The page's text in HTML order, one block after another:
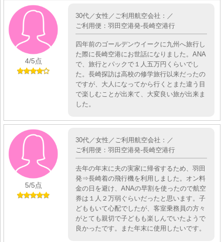
4/5点
30代／女性／ご利用航空会社：／
ご利用便：羽田空港発-長崎空港行
四年前のゴールデンウイークに九州へ旅行し
た際に長崎空港にお世話になりました。ANA
で、旅行とパックで１人五万円くらいでし
た。長崎探訪は高校の修学旅行以来だったの
ですが、大人になってから行くとまた違う目
で楽しむことが出来て、大変良い旅が出来ま
した。
5/5点
30代／女性／ご利用航空会社：／
ご利用便：羽田空港発-長崎空港行
去年の年末に夫の実家に帰省するため、羽田
発⇒長崎着の飛行機を利用しました。オン料
金の日を避け、ANAの早割を使ったので航空
券は１人２万弱ぐらいだったと思います。子
どももいて心配でしたが、客室乗務員の方々
がとても親切で子どもも楽しんでいたようで
良かったです。また年末に使用したいです。